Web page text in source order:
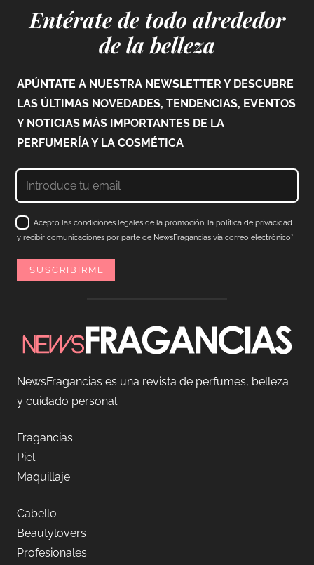
Entérate de todo alrededor
de la belleza
APÚNTATE A NUESTRA NEWSLETTER Y DESCUBRE
LAS ÚLTIMAS NOVEDADES, TENDENCIAS, EVENTOS
Y NOTICIAS MÁS IMPORTANTES DE LA
PERFUMERÍA Y LA COSMÉTICA
Acepto las condiciones legales de la promoción, la política de privacidad
y recibir comunicaciones por parte de NewsFragancias vía correo electrónico*
NewsFragancias es una revista de perfumes, belleza
y cuidado personal.
Fragancias
Piel
Maquillaje
Cabello
Beautylovers
Profesionales